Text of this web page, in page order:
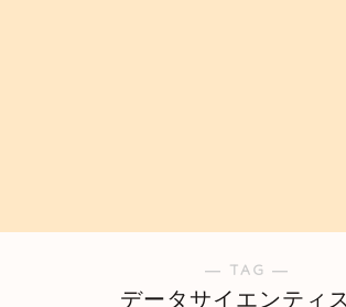
― TAG ―
データサイエンティ